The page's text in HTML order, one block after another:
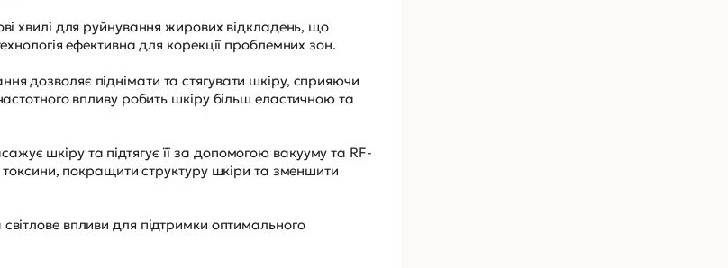
хвилі для руйнування жирових відкладень, що
ефективна для корекції проблемних зон.
дозволяє піднімати та стягувати шкіру, сприяючи
впливу робить шкіру більш еластичною та
шкіру та підтягує її за допомогою вакууму та RF-
токсини, покращити структуру шкіри та зменшити
впливи для підтримки оптимального